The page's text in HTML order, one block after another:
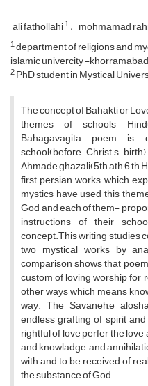
ali fathollahi1 mohmamad
1department of religions and
islamic univercity -
2PhD student in Mystical
The concept of Bahakti or
themes of schools
Bahagavagita poem is
school(before Christ’s
Ahmade ghazali(5th ath 6 th
first persian works which
mystics have used this
God, and each of them-
instructions of their
concept.This writing studies
two mystical works by
comparison shows that
custom of loving worship for
other ways which means
way. The Savaneh,e
endless grafting of spirit
rightful of love perfer the
and knowladge, and
with and to be received of
the substance of God.